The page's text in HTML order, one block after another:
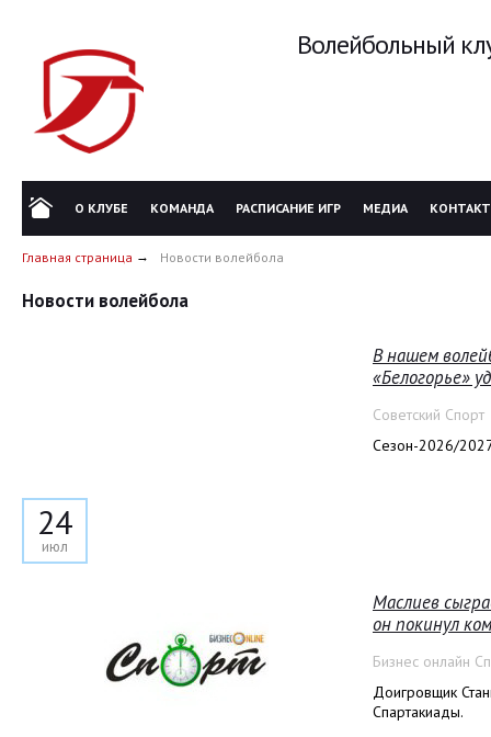
Волейбольный
О КЛУБЕ КОМАНДА РАСПИСАНИЕ ИГР МЕДИА
Главная страница Новости волейбола
Новости волейбола
24
июл
В нашем
«Белогорье»
Советский Спорт
Сезон-2026/
Маслиев
он покинул
Бизнес онлайн
Доигровщик
Спартакиады.